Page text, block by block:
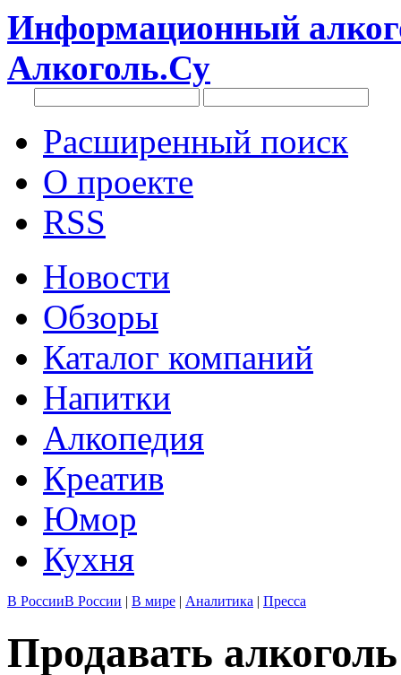
Информационный
Алкоголь.Су
Расширенный поиск
О проекте
RSS
Новости
Обзоры
Каталог компаний
Напитки
Алкопедия
Креатив
Юмор
Кухня
В РоссииВ России | В мире | Аналитика | Пресса
Продавать